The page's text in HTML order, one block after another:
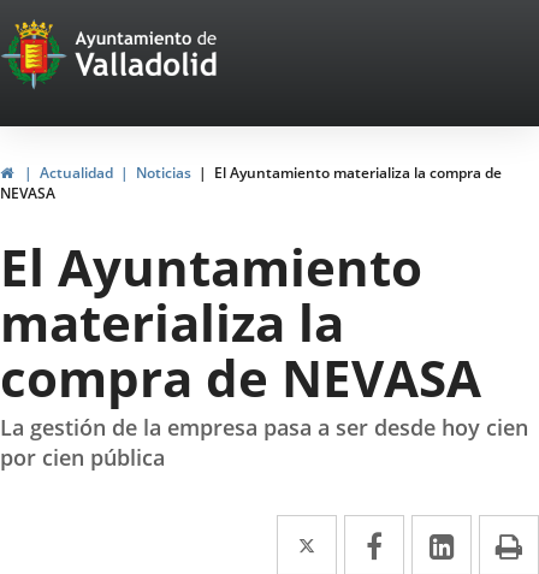
Portal
Web
del
Ayuntamiento
de
Valladolid
HomeActualidad Noticias
El Ayuntamiento materializa la compra de
NEVASA
El Ayuntamiento
materializa la
compra de NEVASA
La gestión de la empresa pasa a ser desde hoy cien
por cien pública
Twitter
Enlace Facebook
EnlaceEnlace